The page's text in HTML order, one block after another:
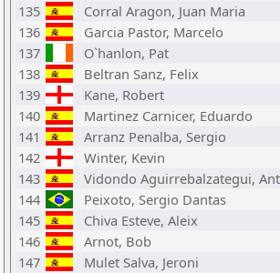
135
Corral Aragon, Juan Maria
136
Garcia Pastor, Marcelo
137
O`hanlon, Pat
138
Beltran Sanz, Felix
139
Kane, Robert
140
Martinez Carnicer, Eduardo
141
Arranz Penalba, Sergio
142
Winter, Kevin
143
Vidondo Aguirrebalzategui,
144
Peixoto, Sergio Dantas
145
Chiva Esteve, Aleix
146
Arnot, Bob
147
Mulet Salva, Jeroni